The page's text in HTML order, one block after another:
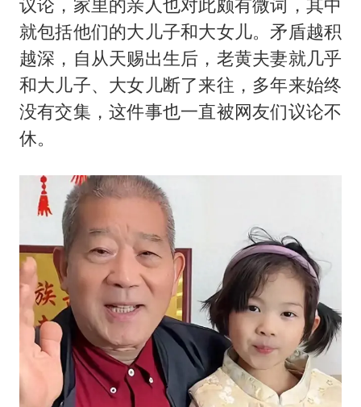
议论，家里的亲人也对此颇有微词，其中
就包括他们的大儿子和大女儿。矛盾越积
越深，自从天赐出生后，老黄夫妻就几乎
和大儿子、大女儿断了来往，多年来始终
没有交集，这件事也一直被网友们议论不
休。